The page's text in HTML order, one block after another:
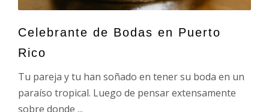
Celebrante de Bodas en Puerto
Rico
Tu pareja y tu han soñado en tener su boda en un
paraíso tropical. Luego de pensar extensamente
sobre donde ...